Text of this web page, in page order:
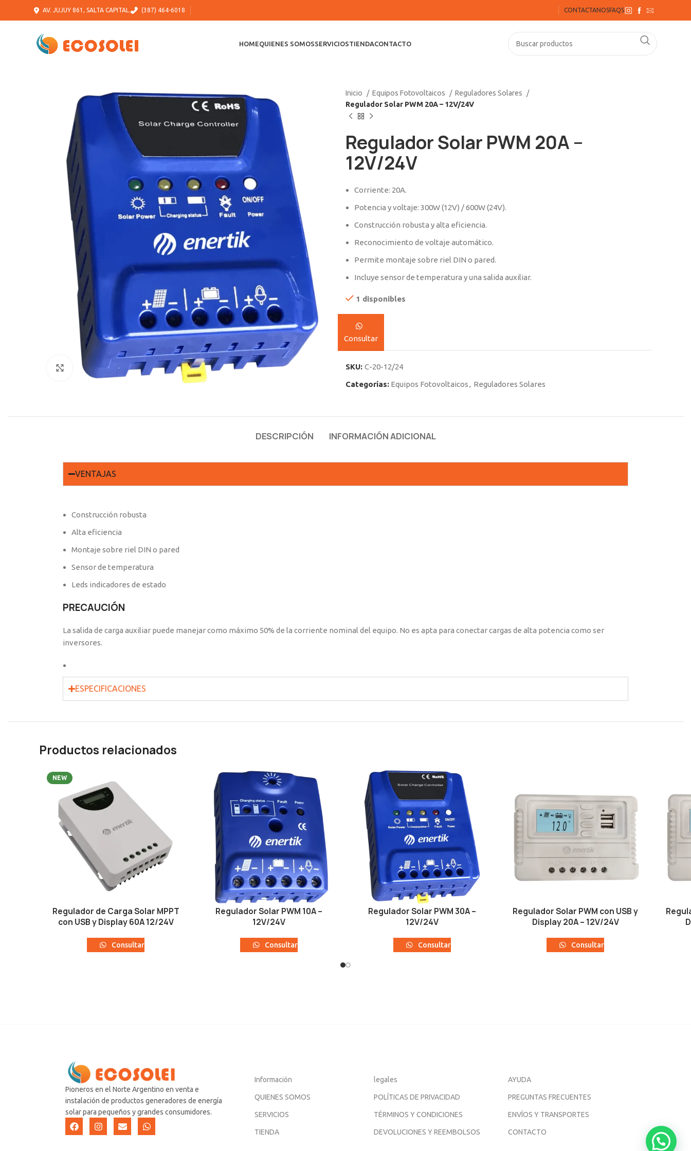
AV. JUJUY 861, SALTA CAPITAL. (387) 464-6018 CONTACTANOSFAQS
HOMEQUIENES SOMOSSERVICIOSTIENDACONTACTO
Click to enlarge
Inicio Equipos Fotovoltaicos
Reguladores Solares
Regulador Solar PWM 20A – 12V/24V
Regulador Solar PWM 20A –
12V/24V
Corriente: 20A.
Potencia y voltaje: 300W (12V) / 600W (24V).
Construcción robusta y alta eficiencia.
Reconocimiento de voltaje automático.
Permite montaje sobre riel DIN o pared.
Incluye sensor de temperatura y una salida auxiliar.
1 disponibles
Consultar
SKU: C-20-12/24
Categorías: Equipos Fotovoltaicos, Reguladores Solares
DESCRIPCIÓN INFORMACIÓN ADICIONAL
VENTAJAS
Construcción robusta
Alta eficiencia
Montaje sobre riel DIN o pared
Sensor de temperatura
Leds indicadores de estado
PRECAUCIÓN
La salida de carga auxiliar puede manejar como máximo 50% de la corriente nominal del equipo. No es apta para conectar cargas de alta potencia como ser
inversores.
ESPECIFICACIONES
Productos relacionados
NEW
Regulador de Carga Solar MPPT
con USB y Display 60A 12/24V
Consultar
Regulador Solar PWM 10A –
12V/24V
Consultar
Regulador Solar PWM 30A –
12V/24V
Consultar
Regulador Solar PWM con USB y
Display 20A – 12V/24V
Consultar
Pioneros en el Norte Argentino en venta e
instalación de productos generadores de energía
solar para pequeños y grandes consumidores.
Información
QUIENES SOMOS
SERVICIOS
TIENDA
legales
POLÍTICAS DE PRIVACIDAD
TÉRMINOS Y CONDICIONES
DEVOLUCIONES Y REEMBOLSOS
AYUDA
PREGUNTAS FRECUENTES
ENVÍOS Y TRANSPORTES
CONTACTO